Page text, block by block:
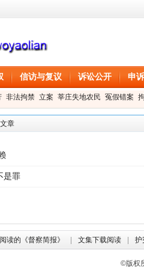
信访与复议 诉讼公开 申
非法拘禁 立案 莘庄失地农民 冤假错案
章
是罪
读的《督察简报》 文集下载阅读 护
©版权